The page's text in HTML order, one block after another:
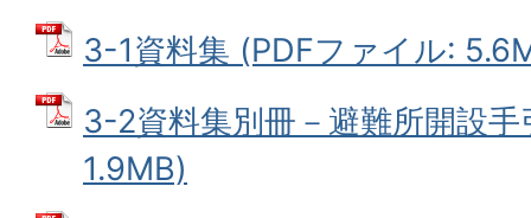
3-1資料集 (PDFファイル:
3-2資料集別冊－避難所開設
1.9MB)